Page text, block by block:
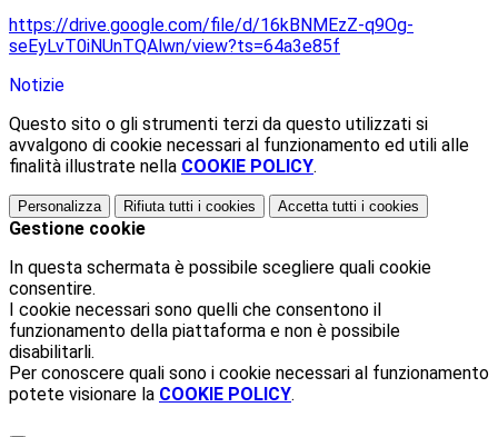
https://drive.google.com/file/d/16kBNMEzZ-q9Og-
seEyLvT0iNUnTQAlwn/view?ts=64a3e85f
Notizie
Questo sito o gli strumenti terzi da questo utilizzati si
avvalgono di cookie necessari al funzionamento ed utili alle
finalità illustrate nella COOKIE POLICY.
Personalizza Rifiuta tutti i cookies Accetta tutti i cookies
Gestione cookie
In questa schermata è possibile scegliere quali cookie
consentire.
I cookie necessari sono quelli che consentono il
funzionamento della piattaforma e non è possibile
disabilitarli.
Per conoscere quali sono i cookie necessari al funzionamento
potete visionare la COOKIE POLICY.